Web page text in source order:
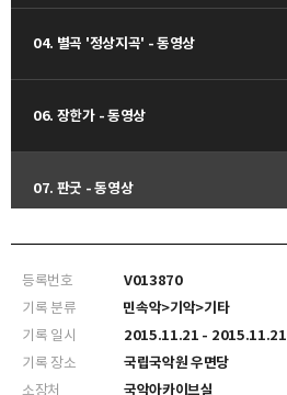
04. 별곡 '정상지곡' - 동영상
06. 장한가 - 동영상
07. 판굿 - 동영상
등록번호
V013870
기록 분류
민속악>기악>기타
기록 일시
2015.11.21 - 2015.11.21
기록 장소
국립국악원 우면당
소장처
국악아카이브실